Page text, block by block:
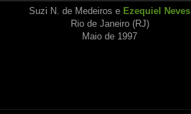
Suzi N. de Medeiros e Ezequiel Neves
Rio de Janeiro (RJ)
Maio de 1997